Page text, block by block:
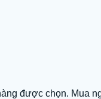
được chọn. Mua